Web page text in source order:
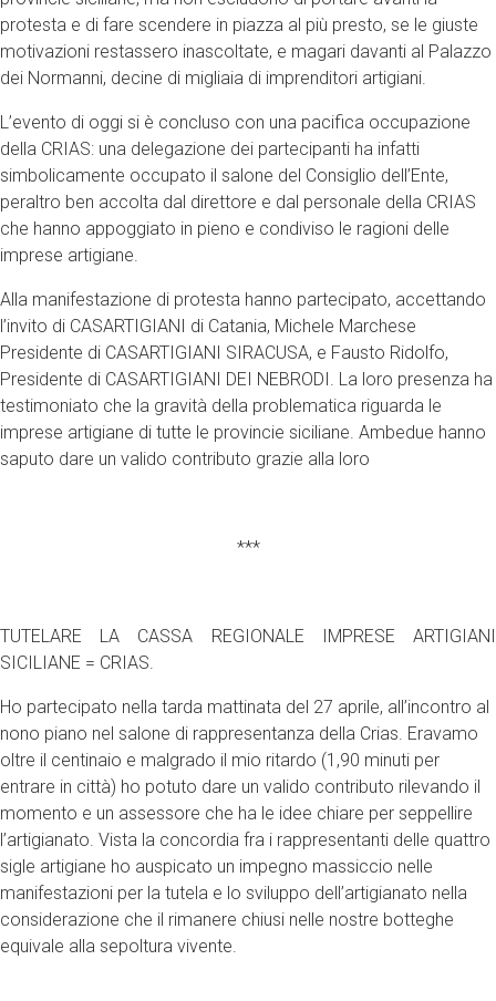
protesta e di fare scendere in piazza al più presto, se le giuste
motivazioni restassero inascoltate, e magari davanti al Palazzo
dei Normanni, decine di migliaia di imprenditori artigiani.
L’evento di oggi si è concluso con una pacifica occupazione
della CRIAS: una delegazione dei partecipanti ha infatti
simbolicamente occupato il salone del Consiglio dell’Ente,
peraltro ben accolta dal direttore e dal personale della CRIAS
che hanno appoggiato in pieno e condiviso le ragioni delle
imprese artigiane.
Alla manifestazione di protesta hanno partecipato, accettando
l’invito di CASARTIGIANI di Catania, Michele Marchese
Presidente di CASARTIGIANI SIRACUSA, e Fausto Ridolfo,
Presidente di CASARTIGIANI DEI NEBRODI. La loro presenza ha
testimoniato che la gravità della problematica riguarda le
imprese artigiane di tutte le provincie siciliane. Ambedue hanno
saputo dare un valido contributo grazie alla loro
***
TUTELARE LA CASSA REGIONALE IMPRESE ARTIGIANI
SICILIANE = CRIAS.
Ho partecipato nella tarda mattinata del 27 aprile, all’incontro al
nono piano nel salone di rappresentanza della Crias. Eravamo
oltre il centinaio e malgrado il mio ritardo (1,90 minuti per
entrare in città) ho potuto dare un valido contributo rilevando il
momento e un assessore che ha le idee chiare per seppellire
l’artigianato. Vista la concordia fra i rappresentanti delle quattro
sigle artigiane ho auspicato un impegno massiccio nelle
manifestazioni per la tutela e lo sviluppo dell’artigianato nella
considerazione che il rimanere chiusi nelle nostre botteghe
equivale alla sepoltura vivente.